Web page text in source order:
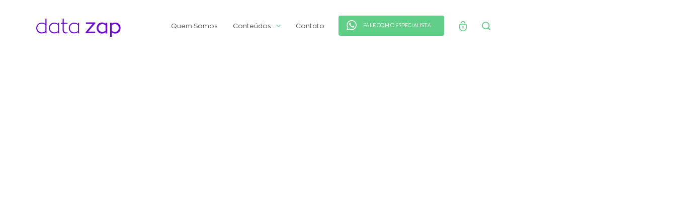
Quem Somos Conteúdos Contato FALE COM O ESPECIALISTA